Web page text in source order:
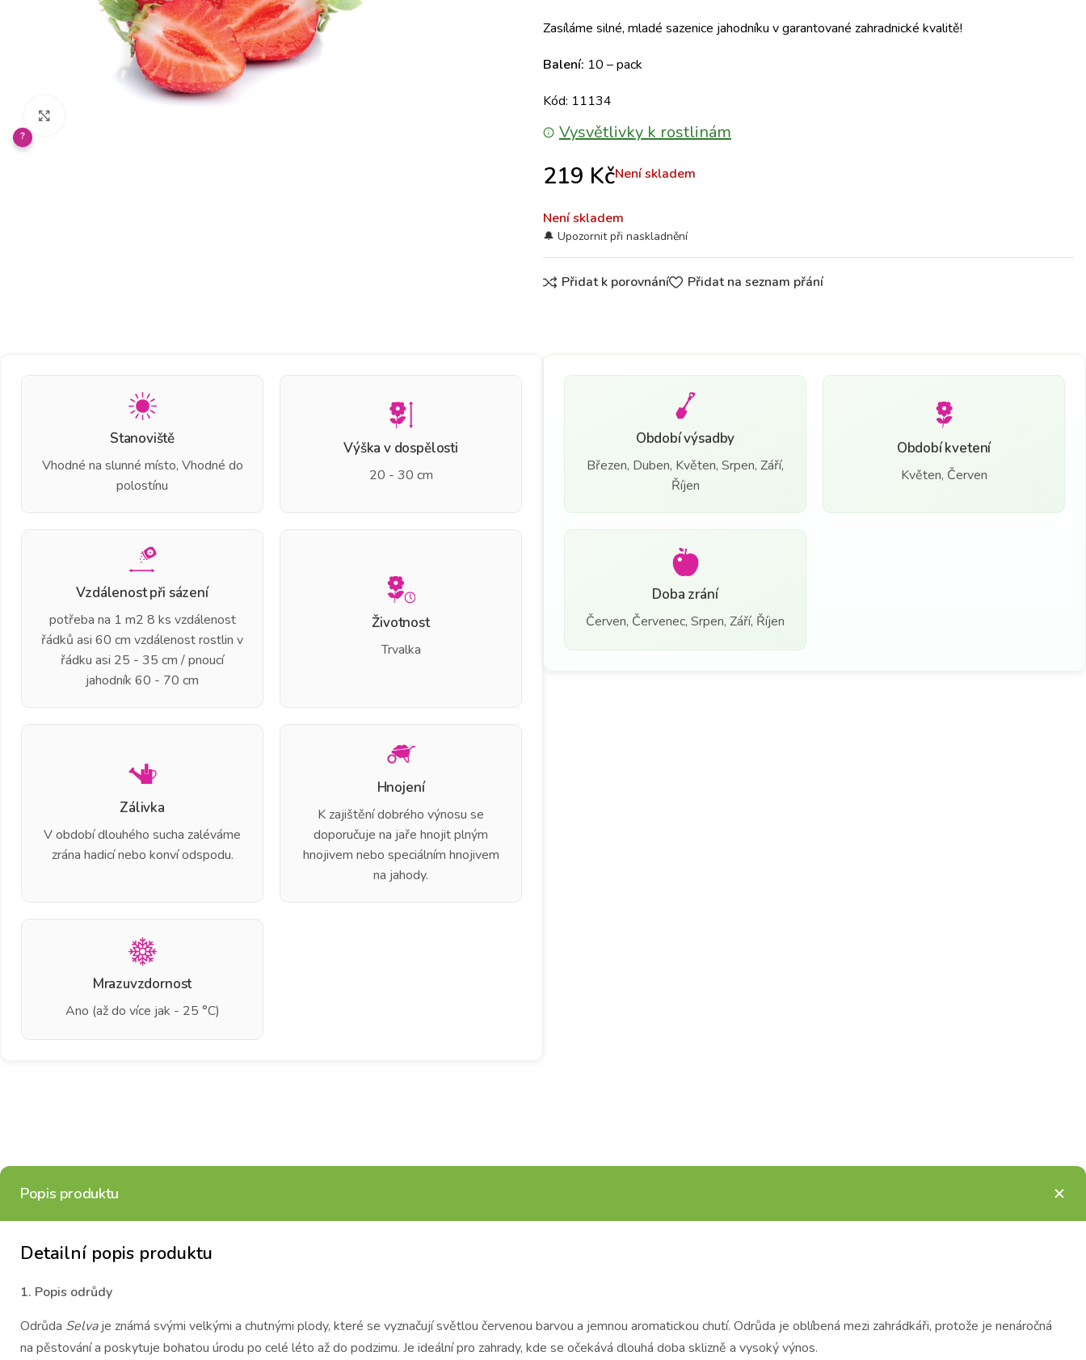
?
Zasíláme silné, mladé sazenice jahodníku v garantované zahradnické kvalitě!
Balení: 10 – pack
Kód: 11134
Vysvětlivky k rostlinám
219 KčNení skladem
Není skladem
Přidat k porovnání Přidat na seznam přání
Stanoviště
Vhodné na slunné místo, Vhodné do
polostínu
Výška v dospělosti
20 - 30 cm
Vzdálenost při sázení
potřeba na 1 m2 8 ks vzdálenost
řádků asi 60 cm vzdálenost rostlin v
řádku asi 25 - 35 cm / pnoucí
jahodník 60 - 70 cm
Životnost
Trvalka
Zálivka
V období dlouhého sucha zaléváme
zrána hadicí nebo konví odspodu.
Hnojení
K zajištění dobrého výnosu se
doporučuje na jaře hnojit plným
hnojivem nebo speciálním hnojivem
na jahody.
Mrazuvzdornost
Ano (až do více jak - 25 °C)
Období výsadby
Březen, Duben, Květen, Srpen, Září,
Říjen
Období kvetení
Květen, Červen
Doba zrání
Červen, Červenec, Srpen, Září, Říjen
Popis produktu
Detailní popis produktu
1. Popis odrůdy
Odrůda Selvaje známá svými velkými a chutnými plody, které se vyznačují světlou červenou barvou a jemnou aromatickou chutí. Odrůda je oblíbená mezi zahrádkáři, protože je nenáročná
na pěstování a poskytuje bohatou úrodu po celé léto až do podzimu. Je ideální pro zahrady, kde se očekává dlouhá doba sklizně a vysoký výnos.